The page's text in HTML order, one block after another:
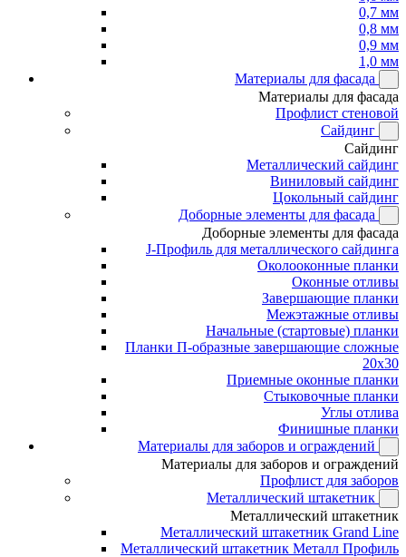
0,7 мм
0,8 мм
0,9 мм
1,0 мм
Материалы для фасада
Материалы для фасада
Профлист стеновой
Сайдинг
Сайдинг
Металлический сайдинг
Виниловый сайдинг
Цокольный сайдинг
Доборные элементы для фасада
Доборные элементы для фасада
J-Профиль для металлического сайдинга
Околооконные планки
Оконные отливы
Завершающие планки
Межэтажные отливы
Начальные (стартовые) планки
Планки П-образные завершающие сложные
20x30
Приемные оконные планки
Стыковочные планки
Углы отлива
Финишные планки
Материалы для заборов и ограждений
Материалы для заборов и ограждений
Профлист для заборов
Металлический штакетник
Металлический штакетник
Металлический штакетник Grand Line
Металлический штакетник Металл Профиль